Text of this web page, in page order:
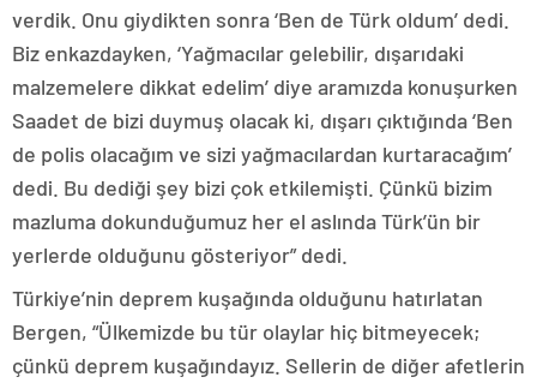
verdik. Onu giydikten sonra ‘Ben de Türk oldum’ dedi.
Biz enkazdayken, ‘Yağmacılar gelebilir, dışarıdaki
malzemelere dikkat edelim’ diye aramızda konuşurken
Saadet de bizi duymuş olacak ki, dışarı çıktığında ‘Ben
de polis olacağım ve sizi yağmacılardan kurtaracağım’
dedi. Bu dediği şey bizi çok etkilemişti. Çünkü bizim
mazluma dokunduğumuz her el aslında Türk’ün bir
yerlerde olduğunu gösteriyor” dedi.
Türkiye’nin deprem kuşağında olduğunu hatırlatan
Bergen, “Ülkemizde bu tür olaylar hiç bitmeyecek;
çünkü deprem kuşağındayız. Sellerin de diğer afetlerin